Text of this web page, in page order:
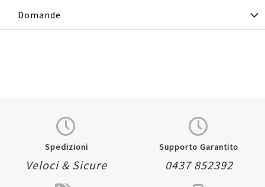
Domande
Spedizioni
Veloci & Sicure
Supporto Garantito
0437 852392